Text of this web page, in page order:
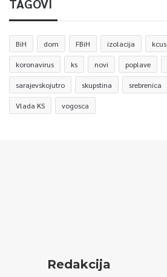
TAGOVI
BiH dom FBiH izolacija kcus
koronavirus ks novi poplave
sarajevskojutro skupstina srebrenica
Vlada KS vogosca
Redakcija